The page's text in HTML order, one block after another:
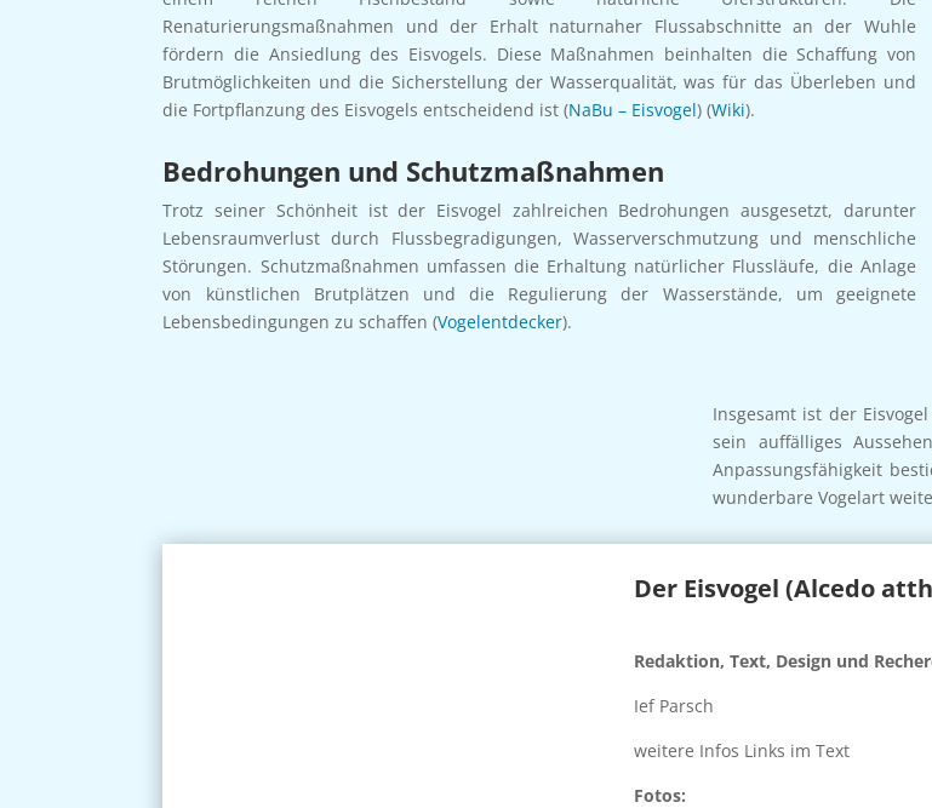
Renaturierungsmaßnahmen und der Erhalt naturnaher Flussabschnitte an der Wuhle
fördern die Ansiedlung des Eisvogels. Diese Maßnahmen beinhalten die Schaffung von
Brutmöglichkeiten und die Sicherstellung der Wasserqualität, was für das Überleben und
die Fortpflanzung des Eisvogels entscheidend ist (NaBu – Eisvogel) (Wiki).
Bedrohungen und Schutzmaßnahmen
Trotz seiner Schönheit ist der Eisvogel zahlreichen Bedrohungen ausgesetzt, darunter
Lebensraumverlust durch Flussbegradigungen, Wasserverschmutzung und menschliche
Störungen. Schutzmaßnahmen umfassen die Erhaltung natürlicher Flussläufe, die Anlage
von künstlichen Brutplätzen und die Regulierung der Wasserstände, um geeignete
Lebensbedingungen zu schaffen (Vogelentdecker).
Insgesamt ist der
sein auffälliges
Anpassungsfähigkeit
wunderbare Vogelart
Der Eisvogel (Alcedo
Redaktion, Text, Design und
Ief Parsch
weitere Infos Links im Text
Fotos: